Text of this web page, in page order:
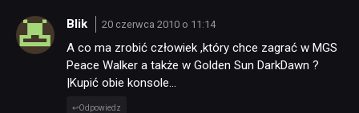
Blik 20 czerwca 2010 o 11:14
A co ma zrobić człowiek ,który chce zagrać w MGS
Peace Walker a także w Golden Sun DarkDawn ?
|Kupić obie konsole…
Odpowiedz